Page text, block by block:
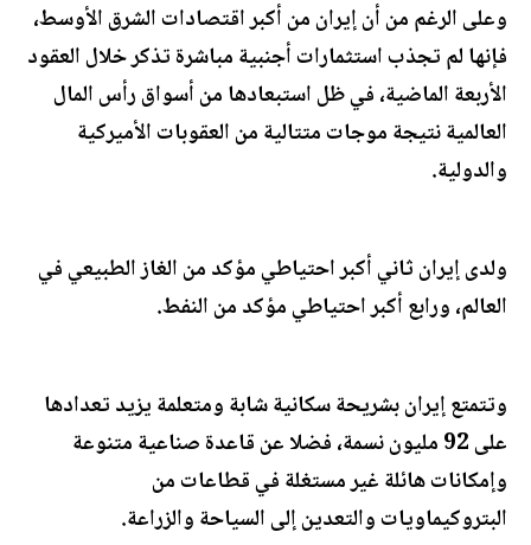
وعلى الرغم من أن إيران من أكبر اقتصادات الشرق الأوسط،
فإنها لم تجذب استثمارات أجنبية مباشرة تذكر خلال العقود
الأربعة الماضية، في ظل استبعادها من أسواق رأس المال
العالمية نتيجة موجات متتالية من العقوبات الأميركية
والدولية.
ولدى إيران ثاني أكبر احتياطي مؤكد من الغاز الطبيعي في
العالم، ورابع أكبر احتياطي مؤكد من النفط.
وتتمتع إيران بشريحة سكانية شابة ومتعلمة يزيد تعدادها
على 92 مليون نسمة، فضلا عن قاعدة صناعية متنوعة
وإمكانات هائلة غير مستغلة في قطاعات من
البتروكيماويات والتعدين إلى السياحة والزراعة.